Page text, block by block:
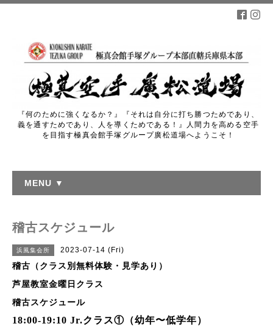
『何のために強くなるか？』『それは自分に打ち勝つためであり、
義を通すためであり、人を導くためである！』人間力を高める空手
を目指す極真会館手塚グループ廣松道場へようこそ！
MENU ▼
稽古スケジュール
浜風集会所 2023-07-14 (Fri)
稽古（クラス別無料体験・見学あり）
芦屋教室金曜日クラス
稽古スケジュール
18:00-19:10 Jr.クラス①（幼年〜低学年）